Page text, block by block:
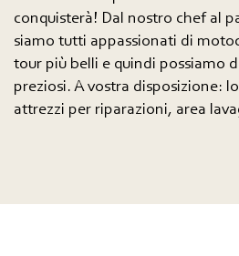
conquisterà! Dal nostro chef al
siamo tutti appassionati di
tour più belli e quindi possiamo
preziosi. A vostra disposizione:
attrezzi per riparazioni, area